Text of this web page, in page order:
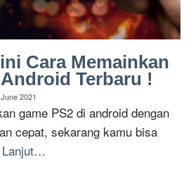
Cara Memainkan
Terbaru !
2021
game PS2 di android dengan
cepat, sekarang kamu bisa
Lanjut…